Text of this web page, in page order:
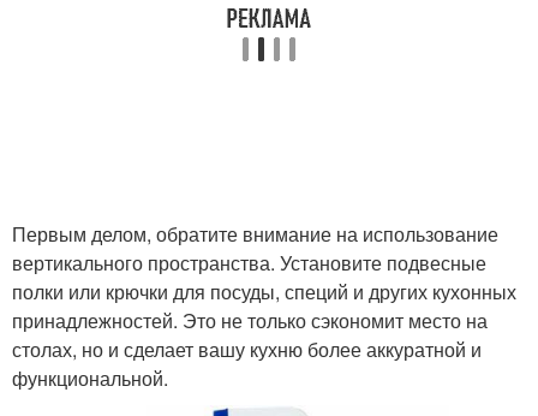
Первым делом, обратите внимание на использование
вертикального пространства. Установите подвесные
полки или крючки для посуды, специй и других кухонных
принадлежностей. Это не только сэкономит место на
столах, но и сделает вашу кухню более аккуратной и
функциональной.